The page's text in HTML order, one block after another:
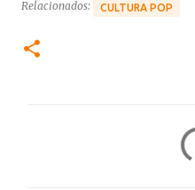
Relacionados: CULTURA POP